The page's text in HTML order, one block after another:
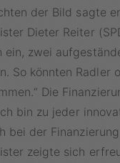
der Bild sagte
Dieter Reiter
ein, zwei
So könnten Radler
Die
bin zu jeder
bei der
zeigte sich